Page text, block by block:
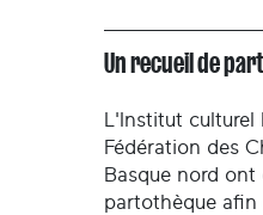
Un recueil de
L'Institut culturel
Fédération des
Basque nord ont
partothèque afin